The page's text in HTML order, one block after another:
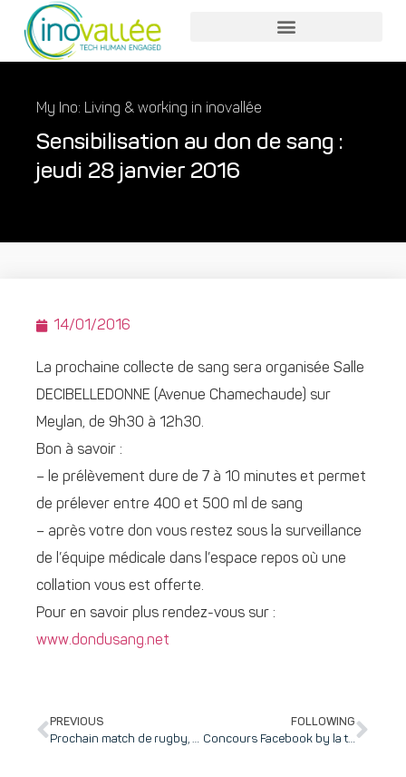
My Ino: Living & working in inovallée
Sensibilisation au don de sang :
jeudi 28 janvier 2016
14/01/2016
La prochaine collecte de sang sera organisée Salle
DECIBELLEDONNE (Avenue Chamechaude) sur
Meylan, de 9h30 à 12h30.
Bon à savoir :
– le prélèvement dure de 7 à 10 minutes et permet
de prélever entre 400 et 500 ml de sang
– après votre don vous restez sous la surveillance
de l’équipe médicale dans l’espace repos où une
collation vous est offerte.
Pour en savoir plus rendez-vous sur :
www.dondusang.net
PREVIOUS
Prochain match de rugby, FCG 38 contre le RACING 92 … les places sont en vente !
FOLLOWING
Concours Facebook by la team d'inovallée … de nombreux lots à gagner !